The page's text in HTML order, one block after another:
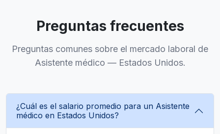
Preguntas frecuentes
Preguntas comunes sobre el mercado laboral de
Asistente médico — Estados Unidos.
¿Cuál es el salario promedio para un Asistente
médico en Estados Unidos?